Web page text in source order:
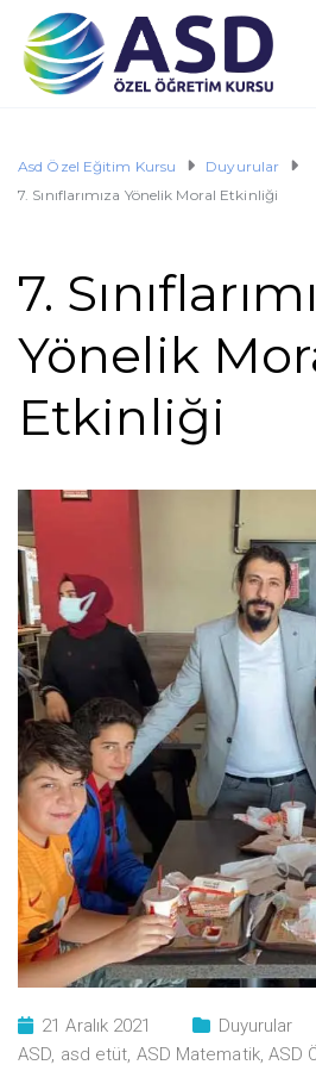
Asd Özel Eğitim Kursu
Duyurular
7. Sınıflarımıza Yönelik Moral Etkinliği
7.
Yönelik
Etkinliği
21 Aralık 2021 Duyurular
ASD, asd etüt, ASD Matematik,ASD